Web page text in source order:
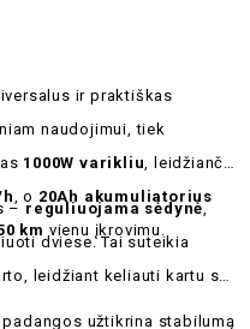
ir praktiškas
naudojimui, tiek
1000W varikliu , leidžiančiu
, o 20Ah akumuliatorius
km vienu įkrovimu.
– reguliuojama sėdynė
dviese. Tai suteikia
leidžiant keliauti kartu su
užtikrina stabilumą